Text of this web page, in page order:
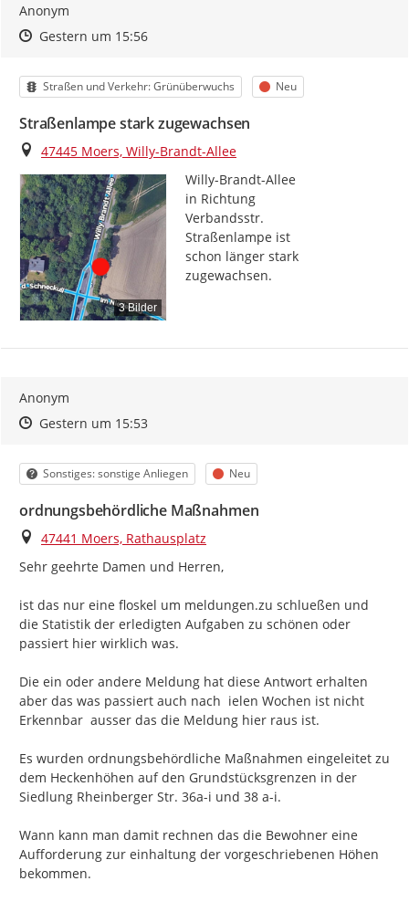
Anonym
Zeitpunkt des Erstellens
Zeitpunkt des Erstellens
Gestern um 15:56Zur Äußerung
Kategorie
Straßen und Verkehr: Grünüberwuchs Status
Neu
Straßenlampe stark zugewachsen
Ort
47445 Moers, Willy-Brandt-Allee
3 Bilder
Willy-Brandt-Allee
in Richtung
Verbandsstr.
Straßenlampe ist
schon länger stark
zugewachsen.
Anonym
Zeitpunkt des Erstellens
Zeitpunkt des Erstellens
Gestern um 15:53Zur Äußerung
Kategorie
Sonstiges: sonstige Anliegen Status
Neu
ordnungsbehördliche Maßnahmen
Ort
47441 Moers, Rathausplatz
Sehr geehrte Damen und Herren,
ist das nur eine floskel um meldungen.zu schlueßen und
die Statistik der erledigten Aufgaben zu schönen oder
passiert hier wirklich was.
Die ein oder andere Meldung hat diese Antwort erhalten
aber das was passiert auch nach  ielen Wochen ist nicht
Erkennbar  ausser das die Meldung hier raus ist.
Es wurden ordnungsbehördliche Maßnahmen eingeleitet zu
dem Heckenhöhen auf den Grundstücksgrenzen in der
Siedlung Rheinberger Str. 36a-i und 38 a-i.
Wann kann man damit rechnen das die Bewohner eine
Aufforderung zur einhaltung der vorgeschriebenen Höhen
bekommen.